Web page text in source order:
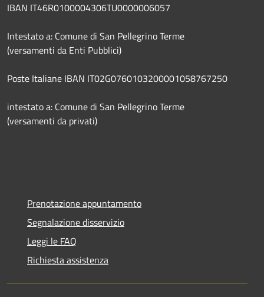
IBAN IT46R0100004306TU0000006057
Intestato a: Comune di San Pellegrino Terme
(versamenti da Enti Pubblici)
Poste Italiane IBAN IT02G0760103200001058767250
intestato a: Comune di San Pellegrino Terme
(versamenti da privati)
Prenotazione appuntamento
Segnalazione disservizio
Leggi le FAQ
Richiesta assistenza